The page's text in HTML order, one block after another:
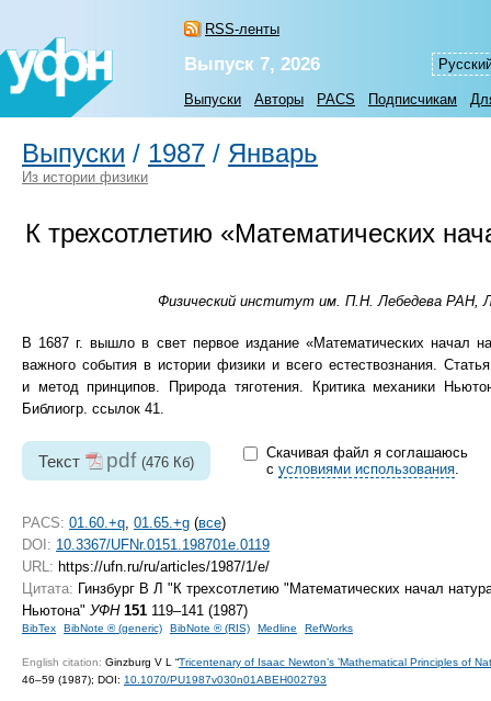
RSS-ленты
Выпуск 7, 2026
Выпуски Авторы PACS Подписчикам
Выпуски / 1987 / Январь
Из истории физики
К трехсотлетию «Математических
Физический институт им. П.Н. Лебедева РАН,
В 1687 г. вышло в свет первое издание «Математических начал
важного события в истории физики и всего естествознания.
и метод принципов. Природа тяготения. Критика механики
Библиогр. ссылок 41.
Текст pdf (476 Кб)
Скачивая файл я соглашаюсь
с условиями использования.
PACS: 01.60.+q 01.65.+g (все)
DOI: 10.3367/UFNr.0151.198701e.0119
URL: https://ufn.ru/ru/articles/1987/1/e/
Цитата: Гинзбург В Л "К трехсотлетию "Математических начал
Ньютона" УФН 151 119–141 (1987)
BibTex BibNote ® (generic) BibNote ® (RIS) Medline RefWorks
English citation: Ginzburg V L “Tricentenary of Isaac Newton’s ’Mathematical Principles of
46–59 (1987); DOI: 10.1070/PU1987v030n01ABEH002793